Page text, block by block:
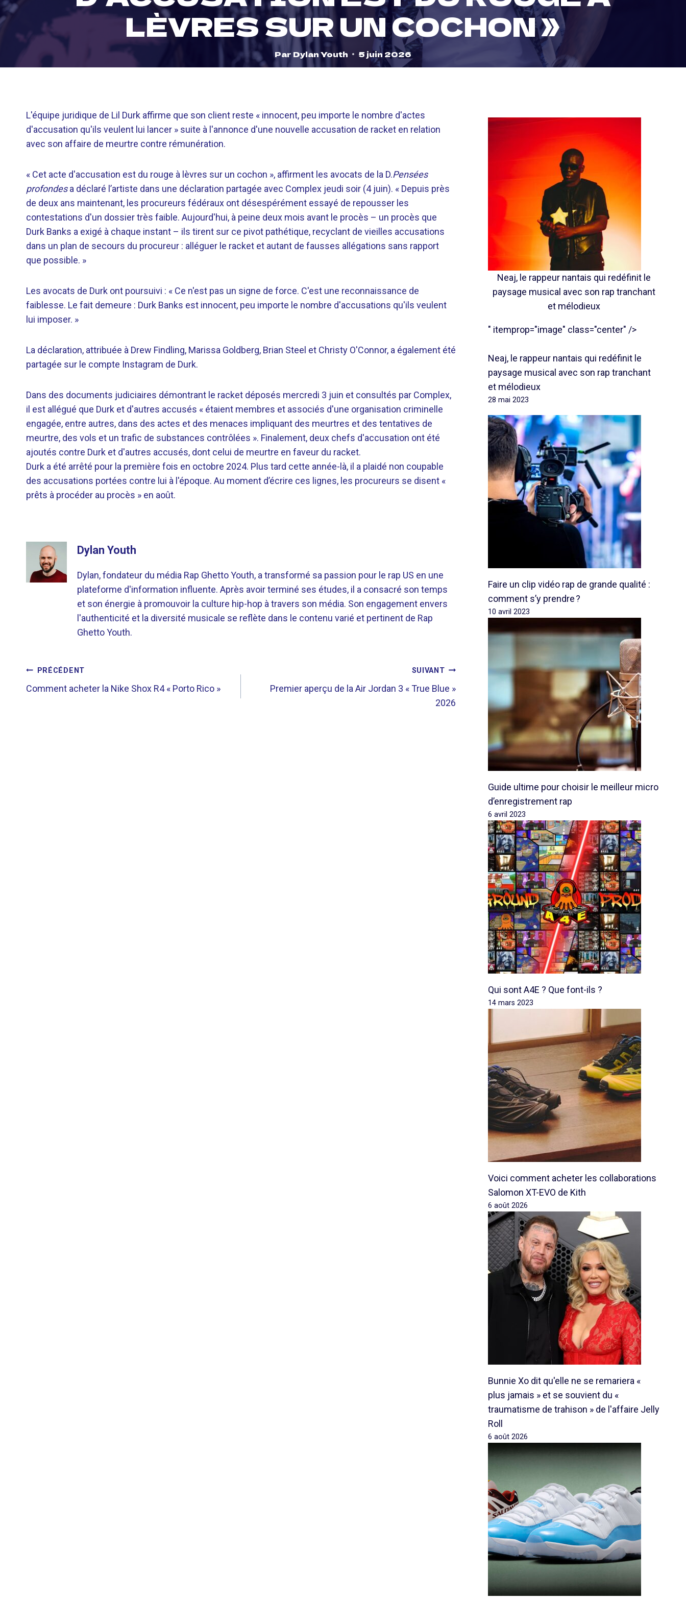
LÈVRES SUR UN COCHON »
Par Dylan Youth 5 juin 2026
L'équipe juridique de Lil Durk affirme que son client reste « innocent, peu importe le nombre d'actes
d'accusation qu'ils veulent lui lancer » suite à l'annonce d'une nouvelle accusation de racket en relation
avec son affaire de meurtre contre rémunération.
« Cet acte d'accusation est du rouge à lèvres sur un cochon », affirment les avocats de la D.Pensées
profondesa déclaré l’artiste dans une déclaration partagée avec Complex jeudi soir (4 juin). « Depuis près
de deux ans maintenant, les procureurs fédéraux ont désespérément essayé de repousser les
contestations d'un dossier très faible. Aujourd'hui, à peine deux mois avant le procès – un procès que
Durk Banks a exigé à chaque instant – ils tirent sur ce pivot pathétique, recyclant de vieilles accusations
dans un plan de secours du procureur : alléguer le racket et autant de fausses allégations sans rapport
que possible. »
Les avocats de Durk ont ​​poursuivi : « Ce n'est pas un signe de force. C'est une reconnaissance de
faiblesse. Le fait demeure : Durk Banks est innocent, peu importe le nombre d'accusations qu'ils veulent
lui imposer. »
La déclaration, attribuée à Drew Findling, Marissa Goldberg, Brian Steel et Christy O'Connor, a également été
partagée sur le compte Instagram de Durk.
Dans des documents judiciaires démontrant le racket déposés mercredi 3 juin et consultés par Complex,
il est allégué que Durk et d'autres accusés « étaient membres et associés d'une organisation criminelle
engagée, entre autres, dans des actes et des menaces impliquant des meurtres et des tentatives de
meurtre, des vols et un trafic de substances contrôlées ». Finalement, deux chefs d'accusation ont été
ajoutés contre Durk et d'autres accusés, dont celui de meurtre en faveur du racket.
Durk a été arrêté pour la première fois en octobre 2024. Plus tard cette année-là, il a plaidé non coupable
des accusations portées contre lui à l'époque. Au moment d’écrire ces lignes, les procureurs se disent «
prêts à procéder au procès » en août.
Dylan Youth
Dylan, fondateur du média Rap Ghetto Youth, a transformé sa passion pour le rap US en une
plateforme d'information influente. Après avoir terminé ses études, il a consacré son temps
et son énergie à promouvoir la culture hip-hop à travers son média. Son engagement envers
l'authenticité et la diversité musicale se reflète dans le contenu varié et pertinent de Rap
Ghetto Youth.
NAVIGATION
DE
PRÉCÉDENT
Comment acheter la Nike Shox R4 « Porto Rico »
SUIVANT
Premier aperçu de la Air Jordan 3 « True Blue »
2026
Neaj, le rappeur nantais qui redéfinit le
paysage musical avec son rap tranchant
et mélodieux
" itemprop="image" class="center" />
Neaj, le rappeur nantais qui redéfinit le
paysage musical avec son rap tranchant
et mélodieux
28 mai 2023
Faire un clip vidéo rap de grande qualité :
comment s’y prendre ?
10 avril 2023
Guide ultime pour choisir le meilleur micro
d’enregistrement rap
6 avril 2023
Qui sont A4E ? Que font-ils ?
14 mars 2023
Voici comment acheter les collaborations
Salomon XT-EVO de Kith
6 août 2026
Bunnie Xo dit qu'elle ne se remariera «
plus jamais » et se souvient du «
traumatisme de trahison » de l'affaire Jelly
Roll
6 août 2026